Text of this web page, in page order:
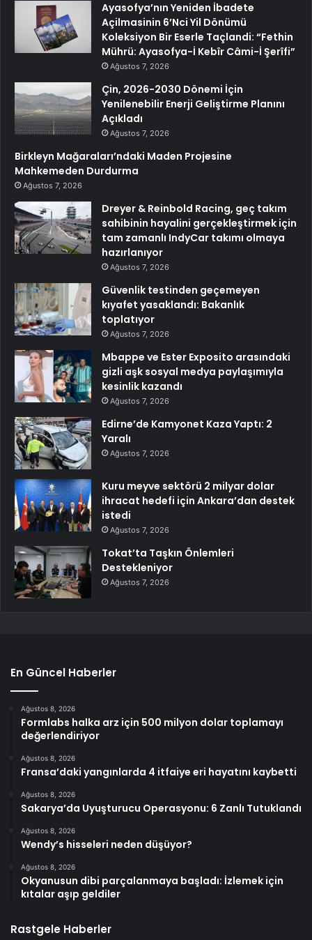
Ayasofya’nın Yeniden İbadete
Açilmasinin 6’Nci Yil Dönümü
Koleksiyon Bir Eserle Taçlandi: “Fethin
Mührü: Ayasofya-İ Kebîr Câmi-İ Şerîfi”
Ağustos 7, 2026
Çin, 2026-2030 Dönemi İçin
Yenilenebilir Enerji Geliştirme Planını
Açıkladı
Ağustos 7, 2026
Birkleyn Mağaraları’ndaki Maden Projesine
Mahkemeden Durdurma
Ağustos 7, 2026
Dreyer & Reinbold Racing, geç takım
sahibinin hayalini gerçekleştirmek için
tam zamanlı IndyCar takımı olmaya
hazırlanıyor
Ağustos 7, 2026
Güvenlik testinden geçemeyen
kıyafet yasaklandı: Bakanlık
toplatıyor
Ağustos 7, 2026
Mbappe ve Ester Exposito arasındaki
gizli aşk sosyal medya paylaşımıyla
kesinlik kazandı
Ağustos 7, 2026
Edirne’de Kamyonet Kaza Yaptı: 2
Yaralı
Ağustos 7, 2026
Kuru meyve sektörü 2 milyar dolar
ihracat hedefi için Ankara’dan destek
istedi
Ağustos 7, 2026
Tokat’ta Taşkın Önlemleri
Destekleniyor
Ağustos 7, 2026
En Güncel Haberler
Ağustos 8, 2026
Formlabs halka arz için 500 milyon dolar toplamayı
değerlendiriyor
Ağustos 8, 2026
Fransa’daki yangınlarda 4 itfaiye eri hayatını kaybetti
Ağustos 8, 2026
Sakarya’da Uyuşturucu Operasyonu: 6 Zanlı Tutuklandı
Ağustos 8, 2026
Wendy’s hisseleri neden düşüyor?
Ağustos 8, 2026
Okyanusun dibi parçalanmaya başladı: İzlemek için
kıtalar aşıp geldiler
Rastgele Haberler